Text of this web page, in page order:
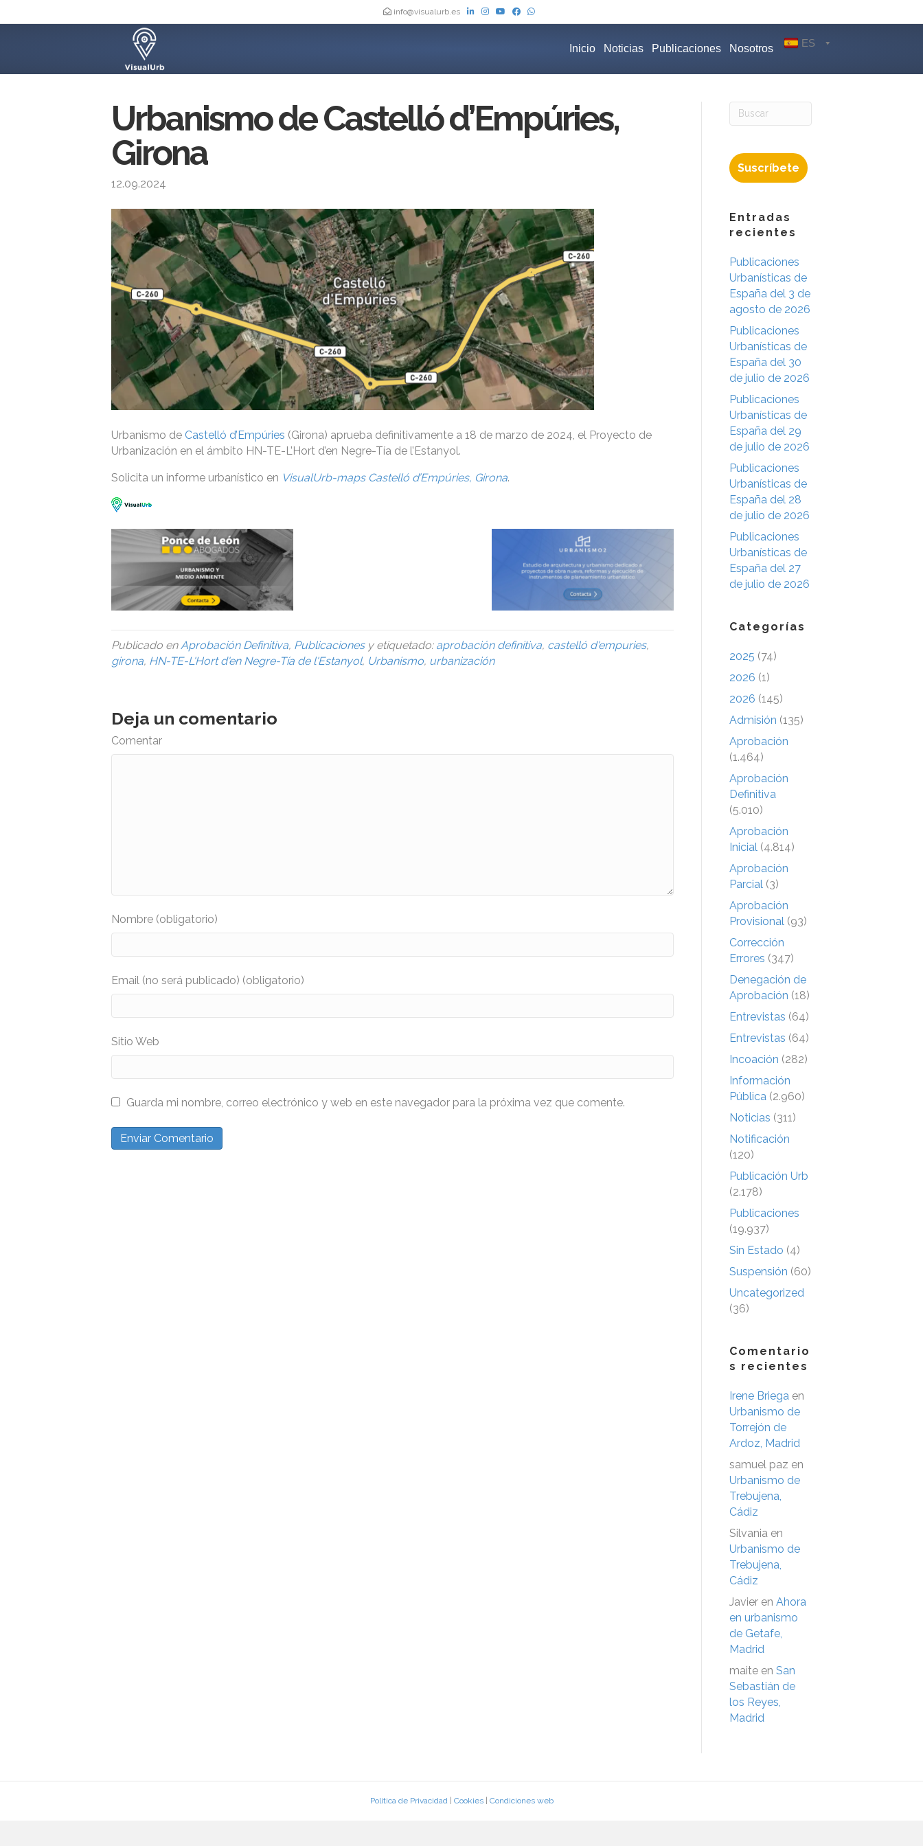
info@visualurb.es
Inicio Noticias Publicaciones Nosotros ES
Urbanismo de Castelló d’Empúries,
Girona
12.09.2024
Urbanismo de Castelló d’Empúries (Girona) aprueba definitivamente a 18 de marzo de 2024, el Proyecto de
Urbanización en el ámbito HN-TE-L’Hort d’en Negre-Tía de l’Estanyol.
Solicita un informe urbanístico en VisualUrb-maps Castelló d’Empúries, Girona.
Publicado enAprobación Definitiva, Publicacionesy etiquetado: aprobación definitiva, castelló d'empuries,
girona, HN-TE-L'Hort d'en Negre-Tía de l'Estanyol, Urbanismo, urbanización
Deja un comentario
Comentar
Nombre (obligatorio)
Email (no será publicado) (obligatorio)
Sitio Web
Guarda mi nombre, correo electrónico y web en este navegador para la próxima vez que comente.
Suscríbete
Entradas
recientes
Publicaciones
Urbanísticas de
España del 3 de
agosto de 2026
Publicaciones
Urbanísticas de
España del 30
de julio de 2026
Publicaciones
Urbanísticas de
España del 29
de julio de 2026
Publicaciones
Urbanísticas de
España del 28
de julio de 2026
Publicaciones
Urbanísticas de
España del 27
de julio de 2026
Categorías
2025 (74)
2026 (1)
2026 (145)
Admisión (135)
Aprobación
(1.464)
Aprobación
Definitiva
(5.010)
Aprobación
Inicial (4.814)
Aprobación
Parcial (3)
Aprobación
Provisional (93)
Corrección
Errores (347)
Denegación de
Aprobación (18)
Entrevistas (64)
Entrevistas (64)
Incoación (282)
Información
Pública (2.960)
Noticias (311)
Notificación
(120)
Publicación Urb
(2.178)
Publicaciones
(19.937)
Sin Estado (4)
Suspensión (60)
Uncategorized
(36)
Comentario
s recientes
Irene Briega en
Urbanismo de
Torrejón de
Ardoz, Madrid
samuel paz en
Urbanismo de
Trebujena,
Cádiz
Silvania en
Urbanismo de
Trebujena,
Cádiz
Javier en Ahora
en urbanismo
de Getafe,
Madrid
maite en San
Sebastián de
los Reyes,
Madrid
Política de Privacidad| Cookies| Condiciones web